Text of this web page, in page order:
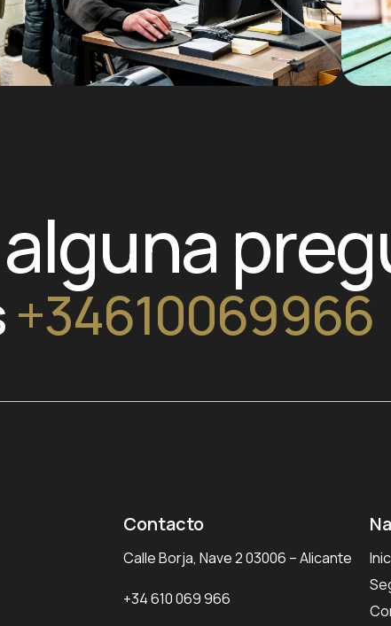
+34610069966
Contacto
Calle Borja, Nave 2 03006 – Alicante
+34 610 069 966